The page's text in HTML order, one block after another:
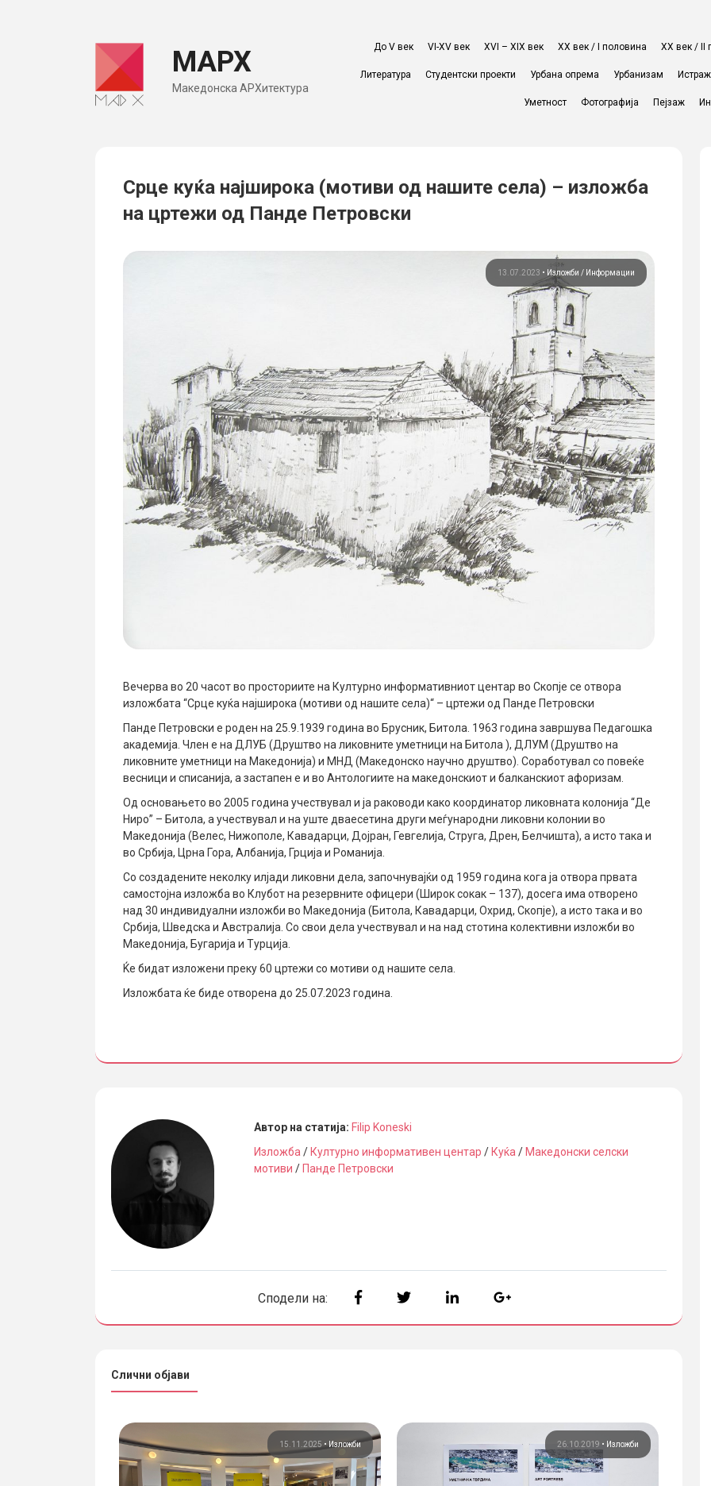
МАРХ
Македонска АРХитектура
До V век VI-XV век XVI – XIX век ХХ век / I половина ХХ век / II
Литература Студентски проекти Урбана опрема Урбанизам
Уметност Фотографија Пејзаж
Срце куќа најширока (мотиви од нашите села) – изложба
на цртежи од Панде Петровски
13.07.2023 • Изложби Информации
Вечерва во 20 часот во просториите на Културно информативниот центар во Скопје се отвора
изложбата “Срце куќа најширока (мотиви од нашите села)“ – цртежи од Панде Петровски
Панде Петровски е роден на 25.9.1939 година во Брусник, Битола. 1963 година завршува Педагошка
академија. Член е на ДЛУБ (Друштво на ликовните уметници на Битола ), ДЛУМ (Друштво на
ликовните уметници на Македонија) и МНД (Македонско научно друштво). Соработувал со повеќе
весници и списанија, а застапен е и во Антологиите на македонскиот и балканскиот афоризам.
Од основањето во 2005 година учествувал и ја раководи како координатор ликовната колонија “Де
Ниро” – Битола, а учествувал и на уште дваесетина други меѓународни ликовни колонии во
Македонија (Велес, Нижополе, Кавадарци, Дојран, Гевгелија, Струга, Дрен, Белчишта), а исто така и
во Србија, Црна Гора, Албанија, Грција и Романија.
Со создадените неколку илјади ликовни дела, започнувајќи од 1959 година кога ја отвора првата
самостојна изложба во Клубот на резервните офицери (Широк сокак – 137), досега има отворено
над 30 индивидуални изложби во Македонија (Битола, Кавадарци, Охрид, Скопје), а исто така и во
Србија, Шведска и Австралија. Со свои дела учествувал и на над стотина колективни изложби во
Македонија, Бугарија и Турција.
Ќе бидат изложени преку 60 цртежи со мотиви од нашите села.
Изложбата ќе биде отворена до 25.07.2023 година.
Автор на статија: Filip Koneski
Изложба/ Културно информативен центар / Куќа/ Македонски селски
мотиви / Панде Петровски
Сподели на:
Слични објави
15.11.2025 • Изложби 26.10.2019 • Изложби